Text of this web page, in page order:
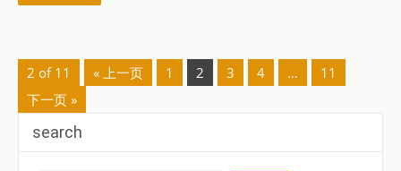
2 of 11 « 上一页 1 2 3 4 …
11
下一页 »
search